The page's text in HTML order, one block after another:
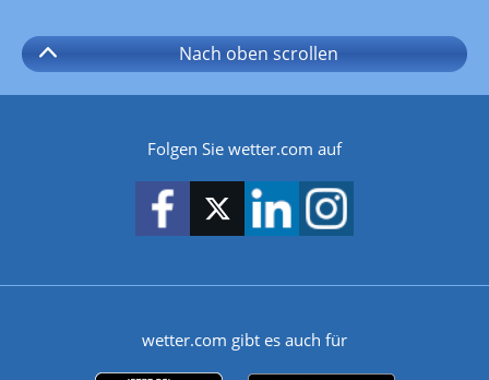
Nach oben scrollen
Folgen Sie wetter.com auf
wetter.com gibt es auch für